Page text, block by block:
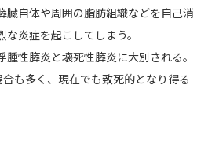
臓自体や周囲の脂肪組織などを自己消
炎症を起こしてしまう。
性膵炎と壊死性膵炎に大別される。
も多く、現在でも致死的となり得る